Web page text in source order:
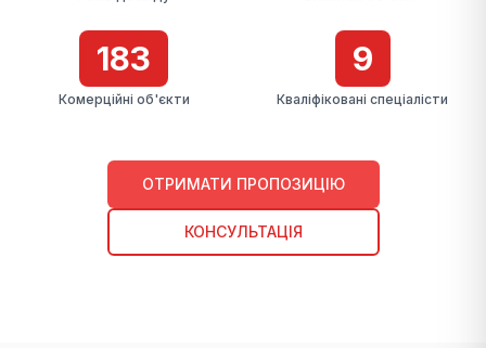
183
Комерційні об'єкти
9
Кваліфіковані спеціалісти
ОТРИМАТИ ПРОПОЗИЦІЮ
КОНСУЛЬТАЦІЯ